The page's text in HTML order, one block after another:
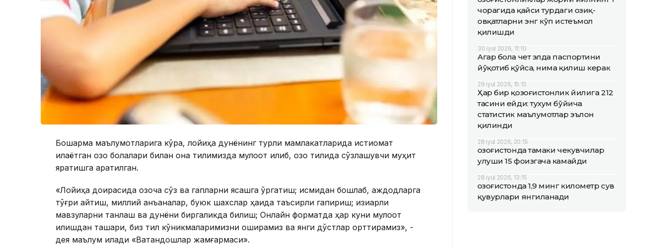
Бошқарма маълумотларига кўра, лойиҳа дунёнинг турли мамлакатларида истиқомат
қилаётган қозоқ болалари билан она тилимизда мулоқот қилиб, қозоқ тилида сўзлашувчи муҳит
яратишга қаратилган.
«Лойиҳа доирасида қозоқча сўз ва гапларни ясашга ўргатиш; исмидан бошлаб, аждодларга
тўғри айтиш, миллий анъаналар, буюк шахслар ҳақида таъсирли гапириш; қизиқарли
мавзуларни танлаш ва дунёни биргаликда билиш; Онлайн форматда ҳар куни мулоқот
қилишдан ташқари, биз тил кўникмаларимизни оширамиз ва янги дўстлар орттирамиз», -
дея маълум қилади «Ватандошлар жамғармаси».
чорагида қайси турдаги озиқ-
овқатларни энг кўп истеъмол
қилишди
30 iyul 2026, 11:10
Агар бола чет элда паспортини
йўқотиб қўйса, нима қилиш керак
29 iyul 2026, 15:15
Ҳар бир қозоғистонлик йилига 212
тасини ейди: тухум бўйича
статистик маълумотлар эълон
қилинди
28 iyul 2026, 20:15
Қозоғистонда тамаки чекувчилар
улуши 15 фоизгача камайди
28 iyul 2026, 13:15
Қозоғистонда 1,9 минг километр сув
қувурлари янгиланади